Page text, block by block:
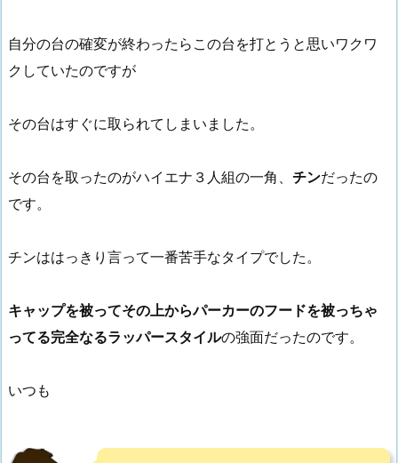
自分の台の確変が終わったらこの台を打とうと思いワクワ
クしていたのですが
その台はすぐに取られてしまいました。
その台を取ったのがハイエナ３人組の一角、 チンだったの
です。
チンははっきり言って一番苦手なタイプでした。
キャップを被ってその上からパーカーのフードを被っちゃ
ってる完全なるラッパースタイルの強面だったのです。
いつも